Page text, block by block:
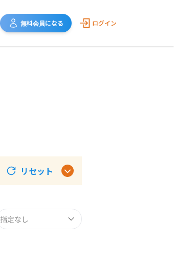
無料会員になる ログイン
リセット
指定なし